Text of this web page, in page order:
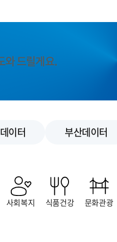
와 드릴게요.
이터 부산데이터
사회복지 식품건강 문화관광